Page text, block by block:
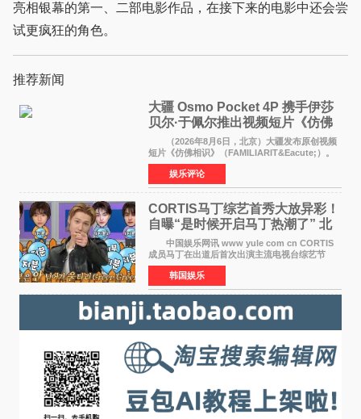
亮相银幕的第一、二部电影作品，在接下来的电影中还会尝
试更疯狂的角色。
推荐新闻
大疆 Osmo Pocket 4P 携手伊莎
贝尔·于佩尔推出视频短片《仿佛
相识》
（2026年8月6日，北京）大疆发布原创视频
短片《仿佛相识》（FAMILIARIT&Eacute;）。
视频短片由戛纳国际电影节最佳女演员伊莎贝尔·
于佩尔（Isabelle Huppert）主演，全程使用大
疆首款双主摄口
娱乐评论
CORTIS马丁综艺首秀大放异彩！
自曝“是时候开启马丁热潮了” 北
美巡演火热进行中
中国娱乐网讯 www yule com cn CORTIS
成员马丁在出道后首次出演主流电视台综艺节
目，展现了多才多艺的魅力。 马丁出演了5日
播出的MBC《Radio Star》Fashion与Passion
之间，I&lsquo;m
韩国娱乐